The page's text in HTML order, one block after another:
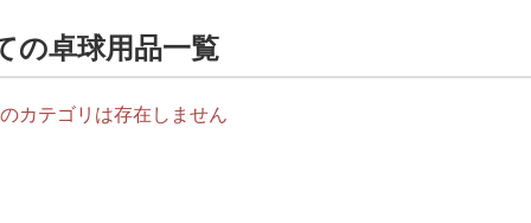
の卓球用品一覧
カテゴリは存在しません